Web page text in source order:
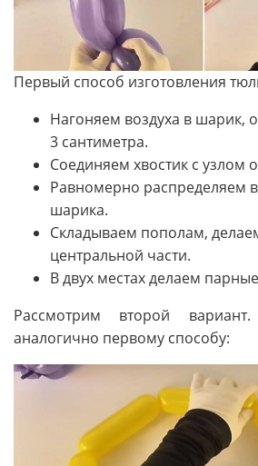
Первый способ изготовления
Нагоняем воздуха в шарик,
3 сантиметра.
Соединяем хвостик с узлом
Равномерно распределяем
шарика.
Складываем пополам,
центральной части.
В двух местах делаем
Рассмотрим второй
аналогично первому способу: